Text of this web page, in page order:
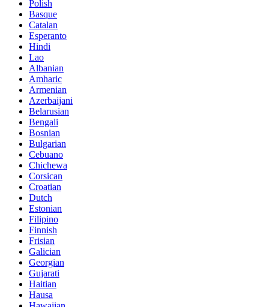
Polish
Basque
Catalan
Esperanto
Hindi
Lao
Albanian
Amharic
Armenian
Azerbaijani
Belarusian
Bengali
Bosnian
Bulgarian
Cebuano
Chichewa
Corsican
Croatian
Dutch
Estonian
Filipino
Finnish
Frisian
Galician
Georgian
Gujarati
Haitian
Hausa